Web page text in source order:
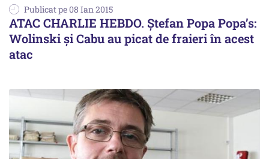
Publicat pe 08 Ian 2015
ATAC CHARLIE HEBDO. Ştefan Popa Popa’s:
Wolinski şi Cabu au picat de fraieri în acest
atac